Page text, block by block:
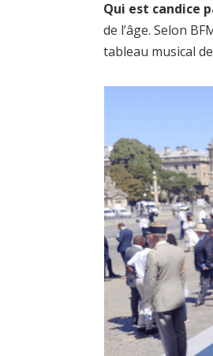
Qui est candice
de l’âge. Selon
tableau musical